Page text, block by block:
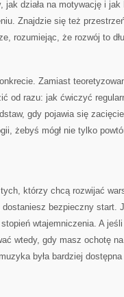
jak działa na motywację i
Znajdzie się też
rozumiejąc, że rozwój to
Zamiast
od razu: jak ćwiczyć
gdy pojawia się
żebyś mógł nie tylko
którzy chcą rozwijać
bezpieczny start.
wtajemniczenia. A
wtedy, gdy masz ochotę
była bardziej